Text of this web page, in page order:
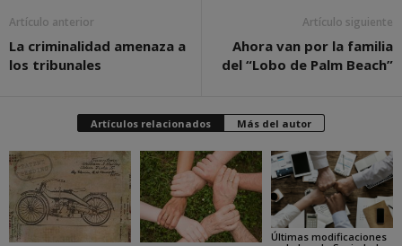
Artículo anterior
La criminalidad amenaza a
los tribunales
Artículo siguiente
Ahora van por la familia
del “Lobo de Palm Beach”
Artículos relacionados Más del autor
Últimas modificaciones